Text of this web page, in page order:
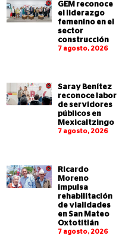
GEM reconoce
el liderazgo
femenino en el
sector
construcción
7 agosto, 2026
Saray Benítez
reconoce labor
de servidores
públicos en
Mexicaltzingo
7 agosto, 2026
Ricardo
Moreno
impulsa
rehabilitación
de vialidades
en San Mateo
Oxtotitlán
7 agosto, 2026